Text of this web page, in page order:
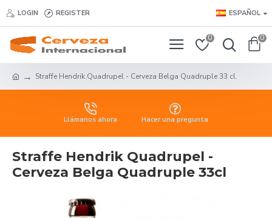
LOGIN REGISTER ESPAÑOL
0 0
Straffe Hendrik Quadrupel - Cerveza Belga Quadruple 33 cl.
Llámanos ahora Hacer una pregunta
Straffe Hendrik Quadrupel -
Cerveza Belga Quadruple 33cl